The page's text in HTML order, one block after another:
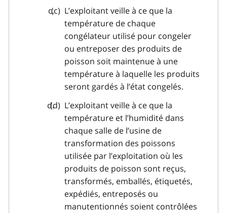
L’exploitant veille à ce que la
température de chaque
congélateur utilisé pour congeler
ou entreposer des produits de
poisson soit maintenue à une
température à laquelle les produits
seront gardés à l’état congelés.
L’exploitant veille à ce que la
température et l’humidité dans
chaque salle de l’usine de
transformation des poissons
utilisée par l’exploitation où les
produits de poisson sont reçus,
transformés, emballés, étiquetés,
expédiés, entreposés ou
manutentionnés soient contrôlées